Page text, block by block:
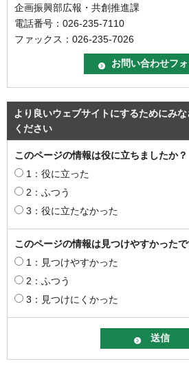
企画振興部広報・共創推進課
電話番号：026-235-7110
ファックス：026-235-7026
より良いウェブサイトにするためにみ
ください
このページの情報は役に立ちましたか？
1：役に立った
2：ふつう
3：役に立たなかった
このページの情報は見つけやすかったで
1：見つけやすかった
2：ふつう
3：見つけにくかった